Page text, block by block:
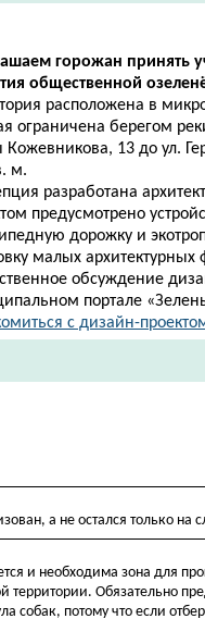
горожан принять
общественной
расположена в
ограничена берегом
Кожевникова, 13 до ул.
м.
разработана
предусмотрено
дорожку и
малых
обсуждение
портале
с дизайн-
а не остался только на
и необходима зона для
Обязательно
потому что если